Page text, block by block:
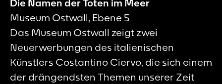
Die Namen der Toten im Meer
Museum Ostwall, Ebene 5
Das Museum Ostwall zeigt zwei
Neuerwerbungen des italienischen
Künstlers Costantino Ciervo, die sich einem
der drängendsten Themen unserer Zeit